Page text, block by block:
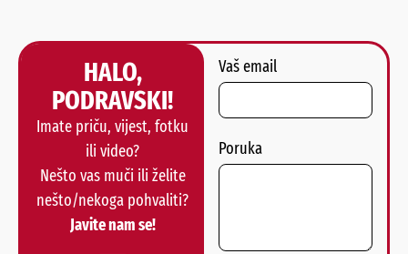
HALO,
PODRAVSKI!
Imate priču, vijest, fotku
ili video?
Nešto vas muči ili želite
nešto/nekoga pohvaliti?
Javite nam se!
Vaš email
Poruka